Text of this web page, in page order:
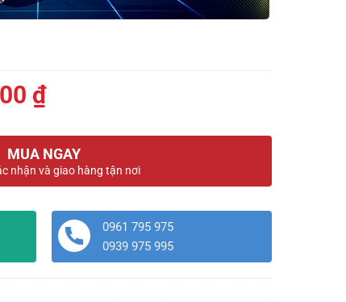
₫.
₫Giá
tại
là:
179.000 ₫.
MUA NGAY
nhận và giao hàng tận nơi
0961 795 975
0939 975 995